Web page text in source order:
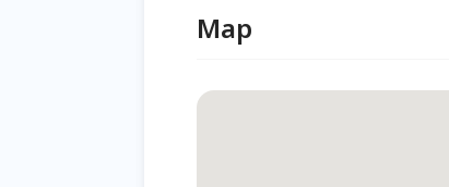
Map